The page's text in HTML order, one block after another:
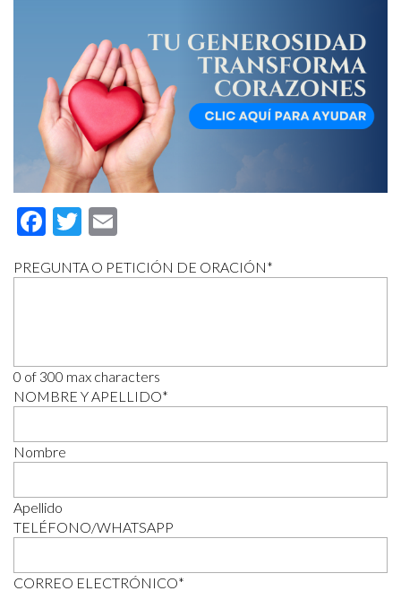
Facebook
Twitter
PREGUNTA O PETICIÓN DE ORACIÓN*
0 of 300 max characters
NOMBRE Y APELLIDO*
Nombre
Apellido
TELÉFONO/WHATSAPP
CORREO ELECTRÓNICO*